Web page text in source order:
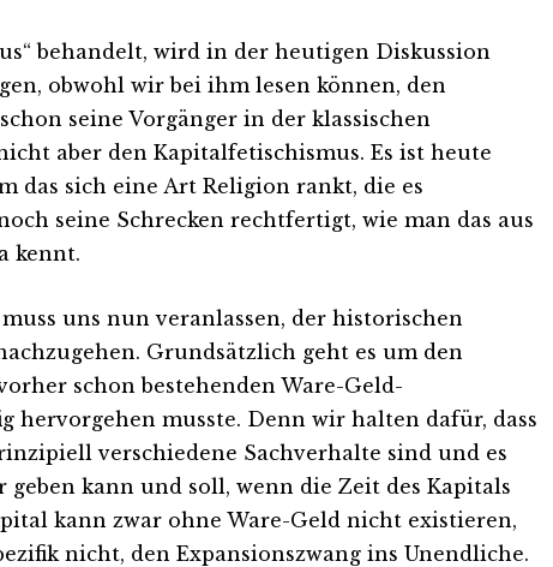
behandelt, wird in der heutigen Diskussion
obwohl wir bei ihm lesen können, den
seine Vorgänger in der klassischen
aber den Kapitalfetischismus. Es ist heute
das sich eine Art Religion rankt, die es
seine Schrecken rechtfertigt, wie man das aus
kennt.
uns nun veranlassen, der historischen
Grundsätzlich geht es um den
schon bestehenden Ware-Geld-
hervorgehen musste. Denn wir halten dafür, dass
verschiedene Sachverhalte sind und es
geben kann und soll, wenn die Zeit des Kapitals
kann zwar ohne Ware-Geld nicht existieren,
nicht, den Expansionszwang ins Unendliche.